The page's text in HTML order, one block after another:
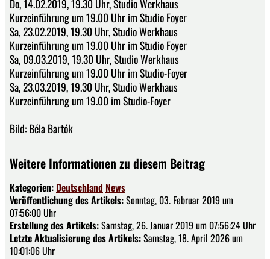
Do, 14.02.2019, 19.30 Uhr, Studio Werkhaus
Kurzeinführung um 19.00 Uhr im Studio Foyer
Sa, 23.02.2019, 19.30 Uhr, Studio Werkhaus
Kurzeinführung um 19.00 Uhr im Studio Foyer
Sa, 09.03.2019, 19.30 Uhr, Studio Werkhaus
Kurzeinführung um 19.00 Uhr im Studio-Foyer
Sa, 23.03.2019, 19.30 Uhr, Studio Werkhaus
Kurzeinführung um 19.00 im Studio-Foyer
Bild: Béla Bartók
Weitere Informationen zu diesem Beitrag
Kategorien: Deutschland News
Veröffentlichung des Artikels:Sonntag, 03. Februar 2019 um
07:56:00 Uhr
Erstellung des Artikels:Samstag, 26. Januar 2019 um 07:56:24 Uhr
Letzte Aktualisierung des Artikels:Samstag, 18. April 2026 um
10:01:06 Uhr